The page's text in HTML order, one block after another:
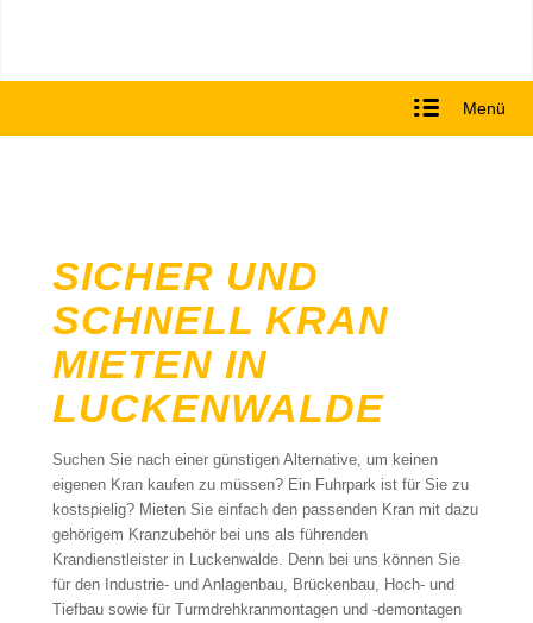
Menü
SICHER UND
SCHNELL KRAN
MIETEN IN
LUCKENWALDE
Suchen Sie nach einer günstigen Alternative, um keinen
eigenen Kran kaufen zu müssen? Ein Fuhrpark ist für Sie zu
kostspielig? Mieten Sie einfach den passenden Kran mit dazu
gehörigem Kranzubehör bei uns als führenden
Krandienstleister in Luckenwalde. Denn bei uns können Sie
für den Industrie- und Anlagenbau, Brückenbau, Hoch- und
Tiefbau sowie für Turmdrehkranmontagen und -demontagen